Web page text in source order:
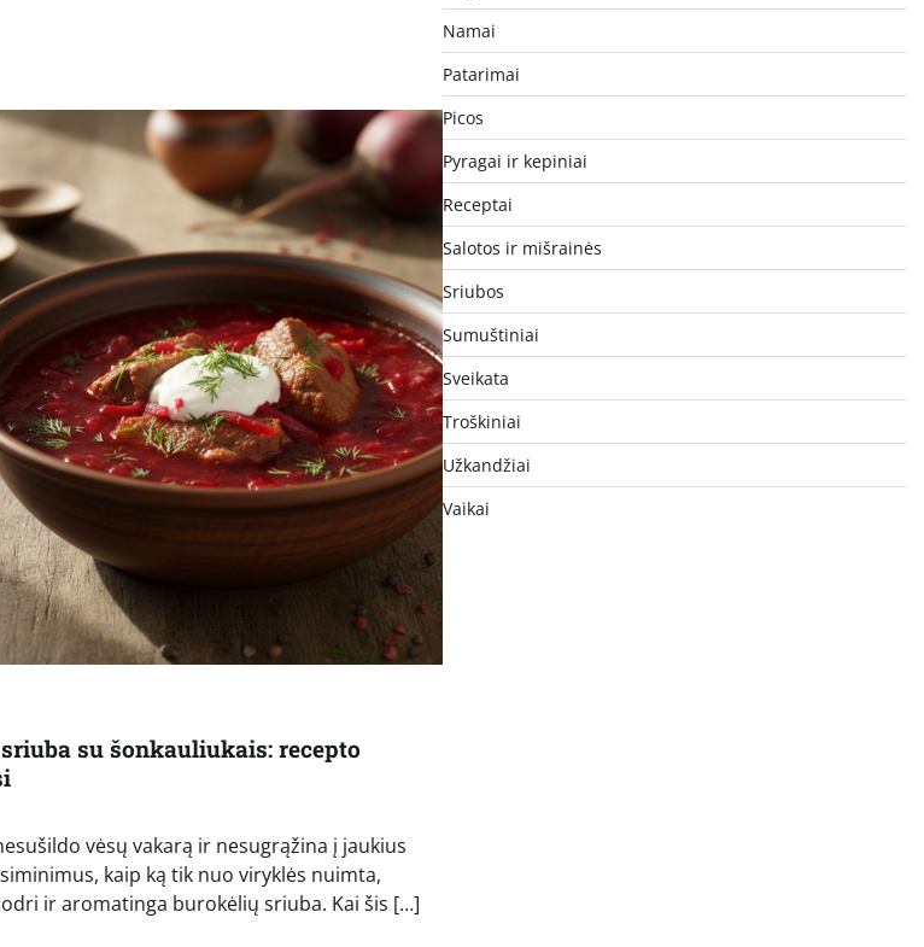
su šonkauliukais: recepto
vėsų vakarą ir nesugrąžina į jaukius
kaip ką tik nuo viryklės nuimta,
ir aromatinga burokėlių sriuba. Kai šis […]
Namai
Patarimai
Picos
Pyragai ir kepiniai
Receptai
Salotos ir mišrainės
Sriubos
Sumuštiniai
Sveikata
Troškiniai
Užkandžiai
Vaikai